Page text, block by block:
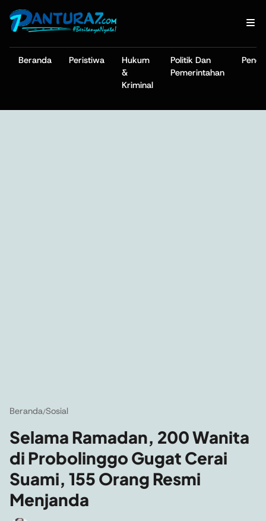
Beranda Peristiwa
Hukum
&
Kriminal
Politik Dan
Pemerintahan
Beranda/Sosial
Selama Ramadan, 200 Wanita
di Probolinggo Gugat Cerai
Suami, 155 Orang Resmi
Menjanda